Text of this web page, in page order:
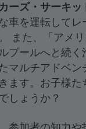
カーズ・サーキッ
車を運転してレ
また、「アメ
プールへと続く
マルチアドベン
ます。お子様た
しょうか？